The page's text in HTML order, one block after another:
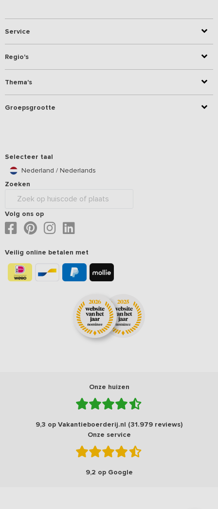
Service
Regio's
Thema's
Groepsgrootte
Selecteer taal
Nederland / Nederlands
Zoeken
Volg ons op
Veilig online betalen met
Onze huizen
9,3 op Vakantieboerderij.nl (31.979 reviews)
Onze service
9,2 op Google